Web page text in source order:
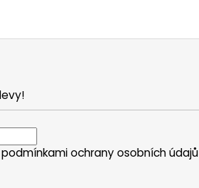
podmínkami ochrany osobních údajů